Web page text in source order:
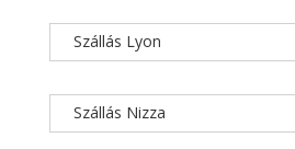
Szállás Lyon
Szállás Nizza